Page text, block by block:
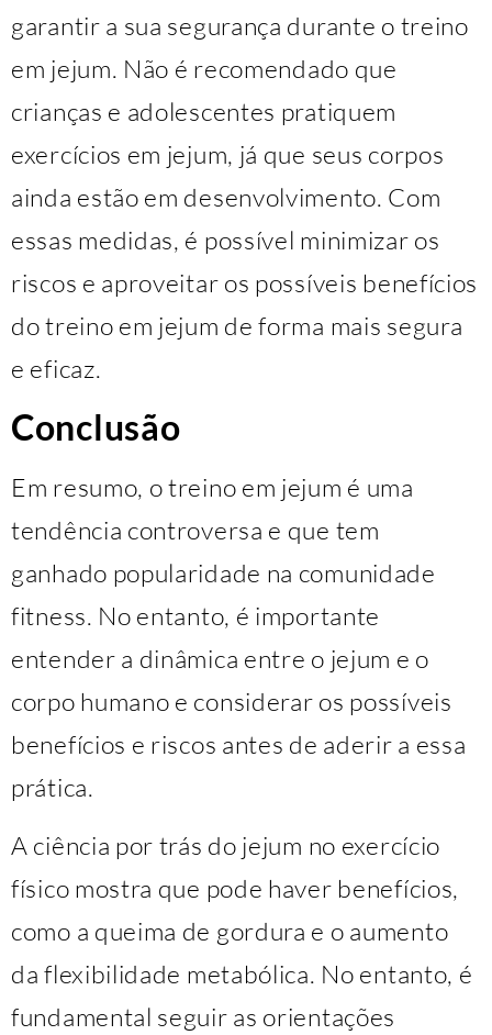
garantir a sua segurança durante o treino
em jejum. Não é recomendado que
crianças e adolescentes pratiquem
exercícios em jejum, já que seus corpos
ainda estão em desenvolvimento. Com
essas medidas, é possível minimizar os
riscos e aproveitar os possíveis benefícios
do treino em jejum de forma mais segura
e eficaz.
Conclusão
Em resumo, o treino em jejum é uma
tendência controversa e que tem
ganhado popularidade na comunidade
fitness. No entanto, é importante
entender a dinâmica entre o jejum e o
corpo humano e considerar os possíveis
benefícios e riscos antes de aderir a essa
prática.
A ciência por trás do jejum no exercício
físico mostra que pode haver benefícios,
como a queima de gordura e o aumento
da flexibilidade metabólica. No entanto, é
fundamental seguir as orientações